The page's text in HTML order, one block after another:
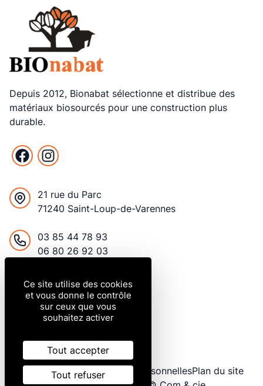
Depuis 2012, Bionabat sélectionne et distribue des
matériaux biosourcés pour une construction plus
durable.
FacebookInstagram
21 rue du Parc
71240 Saint-Loup-de-Varennes
03 85 44 78 93
06 80 26 92 03
contact@bionabat.com
Du lundi au vendredi
8h à 12h / 14h à 18h
Le samedi de 9h à 12h
Mentions légalesDonnées personnellesPlan du site
Ce site utilise des cookies
et vous donne le contrôle
sur ceux que vous
souhaitez activer
Tout accepter
Tout refuser